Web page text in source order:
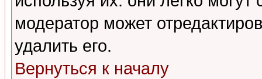
модератор может
удалить его.
Вернуться к началу